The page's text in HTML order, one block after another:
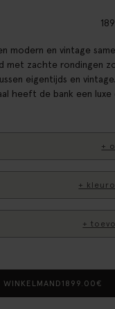
modern en vintage
met zachte rondingen
eigentijds en
heeft de bank een luxe
+
+
+
WINKELMAND1899.00 €